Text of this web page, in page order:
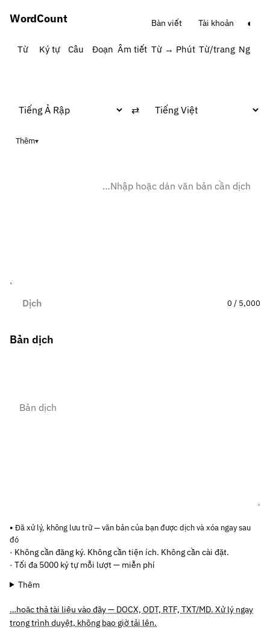
WordCount Bàn viết Tài khoản ◐
Từ Ký tự Câu Đoạn Âm tiết Từ → Phút Từ/trang Ngữ
⇄
Thêm
Dịch 0 / 5,000
Đã xử lý, không lưu trữ — văn bản của bạn được dịch và xóa ngay sau
đó
· Không cần đăng ký. Không cần tiện ích. Không cần cài đặt.
· Tối đa 5000 ký tự mỗi lượt — miễn phí
Thêm
…hoặc thả tài liệu vào đây — DOCX, ODT, RTF, TXT/MD. Xử lý ngay
trong trình duyệt, không bao giờ tải lên.
Bản dịch